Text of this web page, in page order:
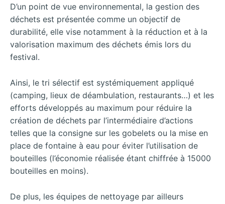
D’un point de vue environnemental, la gestion des
déchets est présentée comme un objectif de
durabilité, elle vise notamment à la réduction et à la
valorisation maximum des déchets émis lors du
festival.
Ainsi, le tri sélectif est systémiquement appliqué
(camping, lieux de déambulation, restaurants…) et les
efforts développés au maximum pour réduire la
création de déchets par l’intermédiaire d’actions
telles que la consigne sur les gobelets ou la mise en
place de fontaine à eau pour éviter l’utilisation de
bouteilles (l’économie réalisée étant chiffrée à 15000
bouteilles en moins).
De plus, les équipes de nettoyage par ailleurs